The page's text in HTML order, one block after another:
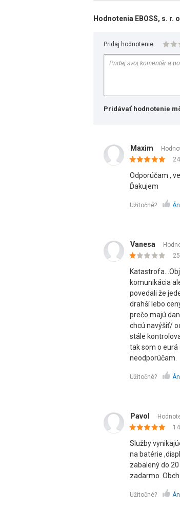
Hodnotenia EBOSS, s. r.
Pridaj hodnotenie:
Pridávať hodnotenie
Maxim
Odporúčam ,
Ďakujem
Užitočné?
Vanesa
komunikácia
povedali že
drahší lebo
prečo majú
chcú navýšiť/
stále
tak som o eurá
neodporúčam.
Užitočné?
Pavol
Služby
na batérie
zabalený do
zadarmo.
Užitočné?